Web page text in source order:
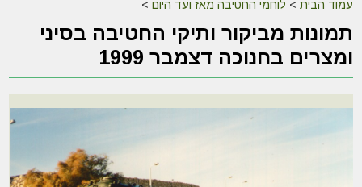
עמוד הבית > לוחמי החטיבה מאז ועד היום >
תמונות מביקור ותיקי החטיבה בסיני
ומצרים בחנוכה דצמבר 1999